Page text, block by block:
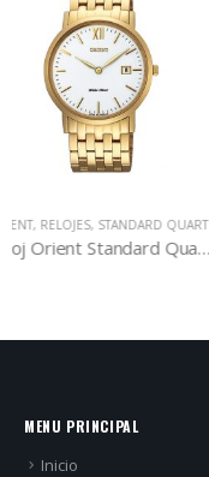
CLASSIC,ORIENT ,
MENU PRINCIPAL
Inicio